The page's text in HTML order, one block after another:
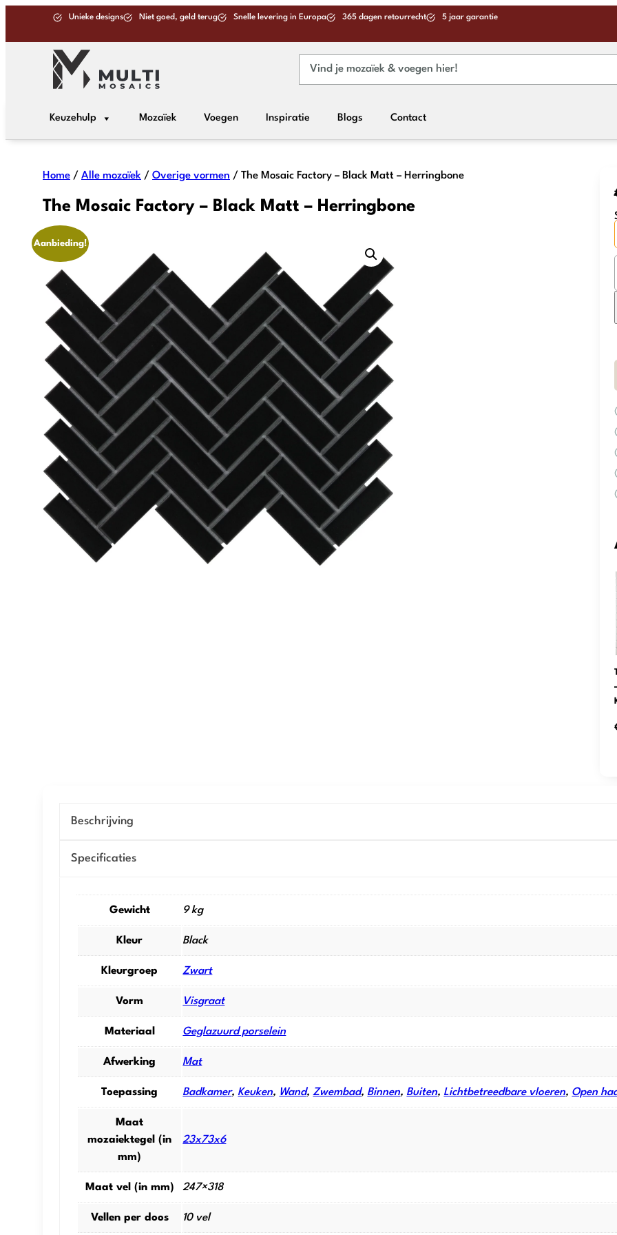
Unieke designs Niet goed, geld terug Snelle levering in Europa 365 dagen retourrecht 5 jaar garantie
Keuzehulp Mozaïek Voegen Inspiratie Blogs Contact
Home / Alle mozaïek / Overige vormen / The Mosaic Factory – Black Matt – Herringbone
The Mosaic Factory – Black Matt – Herringbone
Aanbieding!
Beschrijving
Specificaties
Gewicht 9 kg
Kleur Black
Kleurgroep Zwart
Vorm Visgraat
Materiaal Geglazuurd porselein
Afwerking Mat
Toepassing Badkamer, Keuken, Wand,Zwembad, Binnen, Buiten, Lichtbetreedbare vloeren, Open
Maat
mozaiektegel (in
mm)
23x73x6
Maat vel (in mm) 247×318
Vellen per doos 10 vel